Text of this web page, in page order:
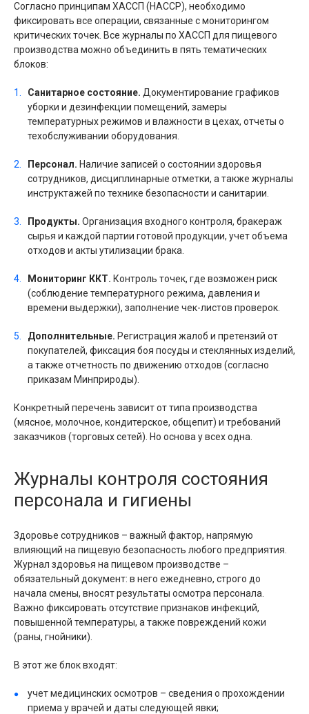
Согласно принципам ХАССП (HACCP), необходимо
фиксировать все операции, связанные с мониторингом
критических точек. Все журналы по ХАССП для пищевого
производства можно объединить в пять тематических
блоков:
Санитарное состояние. Документирование графиков
уборки и дезинфекции помещений, замеры
температурных режимов и влажности в цехах, отчеты о
техобслуживании оборудования.
Персонал. Наличие записей о состоянии здоровья
сотрудников, дисциплинарные отметки, а также журналы
инструктажей по технике безопасности и санитарии.
Продукты. Организация входного контроля, бракераж
сырья и каждой партии готовой продукции, учет объема
отходов и акты утилизации брака.
Мониторинг ККТ. Контроль точек, где возможен риск
(соблюдение температурного режима, давления и
времени выдержки), заполнение чек-листов проверок.
Дополнительные. Регистрация жалоб и претензий от
покупателей, фиксация боя посуды и стеклянных изделий,
а также отчетность по движению отходов (согласно
приказам Минприроды).
Конкретный перечень зависит от типа производства
(мясное, молочное, кондитерское, общепит) и требований
заказчиков (торговых сетей). Но основа у всех одна.
Журналы контроля состояния
персонала и гигиены
Здоровье сотрудников – важный фактор, напрямую
влияющий на пищевую безопасность любого предприятия.
Журнал здоровья на пищевом производстве –
обязательный документ: в него ежедневно, строго до
начала смены, вносят результаты осмотра персонала.
Важно фиксировать отсутствие признаков инфекций,
повышенной температуры, а также повреждений кожи
(раны, гнойники).
В этот же блок входят:
учет медицинских осмотров – сведения о прохождении
приема у врачей и даты следующей явки;